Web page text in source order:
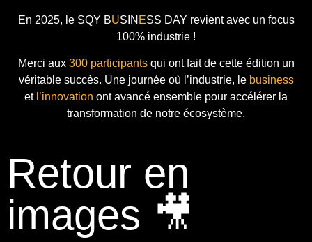
En 2025, le SQY BUSIN ESS DAY revient avec un focus
100% industrie !
Merci aux 300 participantsqui ont fait de cette édition un
véritable succès. Une journée où l’industrie, le business
et l’innovation ont avancé ensemble pour accélérer la
transformation de notre écosystème.
Retour en
images 🎥